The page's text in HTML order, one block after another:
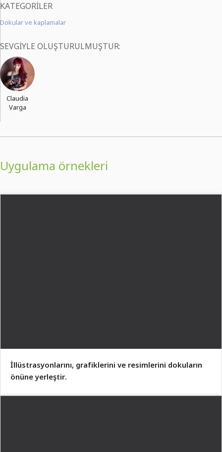
KATEGORILER
Dokular ve kaplamalar
SEVGIYLE OLUŞTURULMUŞTUR:
Claudia
Varga
Uygulama örnekleri
İllüstrasyonlarını, grafiklerini ve resimlerini dokuların
önüne yerleştir.